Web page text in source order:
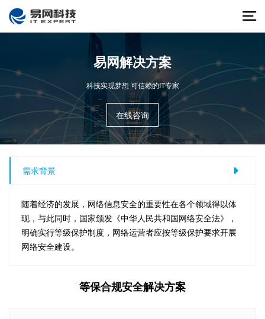
易网解决方案
科技实现梦想 可信赖的IT专家
在线咨询
需求背景
随着经济的发展，网络信息安全的重要性在各个领域得以体
现，与此同时，国家颁发《中华人民共和国网络安全法》，
明确实行等级保护制度，网络运营者应按等级保护要求开展
网络安全建设。
等保合规安全解决方案